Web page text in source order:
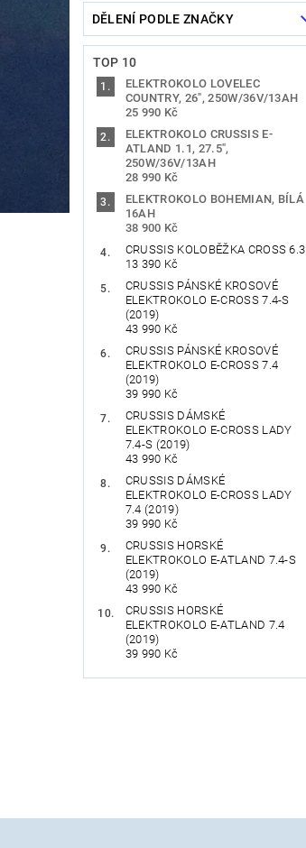
DĚLENÍ PODLE ZNAČKY
TOP 10
ELEKTROKOLO LOVELEC
COUNTRY, 26", 250W/36V/13AH
25 990 Kč
ELEKTROKOLO CRUSSIS E-
ATLAND 1.1, 27.5",
250W/36V/13AH
28 990 Kč
ELEKTROKOLO BOHEMIAN, BÍLÁ
16AH
38 900 Kč
CRUSSIS KOLOBĚŽKA CROSS 6.3
13 390 Kč
CRUSSIS PÁNSKÉ KROSOVÉ
ELEKTROKOLO E-CROSS 7.4-S
(2019)
43 990 Kč
CRUSSIS PÁNSKÉ KROSOVÉ
ELEKTROKOLO E-CROSS 7.4
(2019)
39 990 Kč
CRUSSIS DÁMSKÉ
ELEKTROKOLO E-CROSS LADY
7.4-S (2019)
43 990 Kč
CRUSSIS DÁMSKÉ
ELEKTROKOLO E-CROSS LADY
7.4 (2019)
39 990 Kč
CRUSSIS HORSKÉ
ELEKTROKOLO E-ATLAND 7.4-S
(2019)
43 990 Kč
CRUSSIS HORSKÉ
ELEKTROKOLO E-ATLAND 7.4
(2019)
39 990 Kč